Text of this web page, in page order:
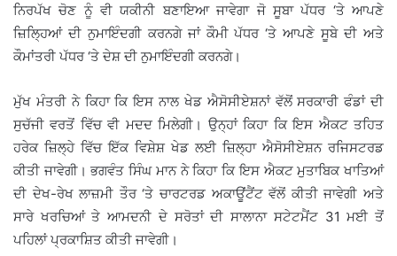
ਨਿਰਪੱਖ ਚੋਣ ਨੂੰ ਵੀ ਯਕੀਨੀ ਬਣਾਇਆ ਜਾਵੇਗਾ ਜੋ ਸੂਬਾ ਪੱਧਰ ‘ਤੇ ਆਪਣੇ
ਜ਼ਿਲ੍ਹਿਆਂ ਦੀ ਨੁਮਾਇੰਦਗੀ ਕਰਨਗੇ ਜਾਂ ਕੌਮੀ ਪੱਧਰ ‘ਤੇ ਆਪਣੇ ਸੂਬੇ ਦੀ ਅਤੇ
ਕੌਮਾਂਤਰੀ ਪੱਧਰ ‘ਤੇ ਦੇਸ਼ ਦੀ ਨੁਮਾਇੰਦਗੀ ਕਰਨਗੇ।
ਮੁੱਖ ਮੰਤਰੀ ਨੇ ਕਿਹਾ ਕਿ ਇਸ ਨਾਲ ਖੇਡ ਐਸੋਸੀਏਸ਼ਨਾਂ ਵੱਲੋਂ ਸਰਕਾਰੀ ਫੰਡਾਂ ਦੀ
ਸੁਚੱਜੀ ਵਰਤੋਂ ਵਿੱਚ ਵੀ ਮਦਦ ਮਿਲੇਗੀ। ਉਨ੍ਹਾਂ ਕਿਹਾ ਕਿ ਇਸ ਐਕਟ ਤਹਿਤ
ਹਰੇਕ ਜ਼ਿਲ੍ਹੇ ਵਿੱਚ ਇੱਕ ਵਿਸ਼ੇਸ਼ ਖੇਡ ਲਈ ਜ਼ਿਲ੍ਹਾ ਐਸੋਸੀਏਸ਼ਨ ਰਜਿਸਟਰਡ
ਕੀਤੀ ਜਾਵੇਗੀ। ਭਗਵੰਤ ਸਿੰਘ ਮਾਨ ਨੇ ਕਿਹਾ ਕਿ ਇਸ ਐਕਟ ਮੁਤਾਬਿਕ ਖਾਤਿਆਂ
ਦੀ ਦੇਖ-ਰੇਖ ਲਾਜ਼ਮੀ ਤੌਰ ‘ਤੇ ਚਾਰਟਰਡ ਅਕਾਊਂਟੈਂਟ ਵੱਲੋਂ ਕੀਤੀ ਜਾਵੇਗੀ ਅਤੇ
ਸਾਰੇ ਖਰਚਿਆਂ ਤੇ ਆਮਦਨੀ ਦੇ ਸਰੋਤਾਂ ਦੀ ਸਾਲਾਨਾ ਸਟੇਟਮੈਂਟ 31 ਮਈ ਤੋਂ
ਪਹਿਲਾਂ ਪ੍ਰਕਾਸ਼ਿਤ ਕੀਤੀ ਜਾਵੇਗੀ।